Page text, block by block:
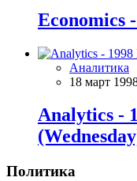
Economics
Аналитика
18 март
Analytics -
Политика